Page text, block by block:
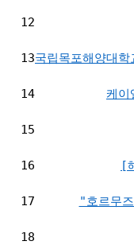
12
13국립목포해양대
14 케
15
16 [
17 "호르무
18